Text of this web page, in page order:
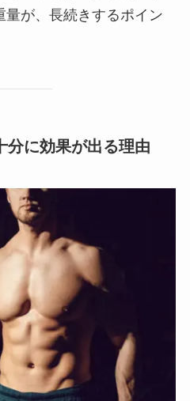
量が、長続きするポイン
分に効果が出る理由